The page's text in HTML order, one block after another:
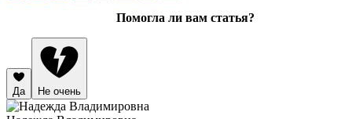
Помогла ли вам статья?
Да Не очень